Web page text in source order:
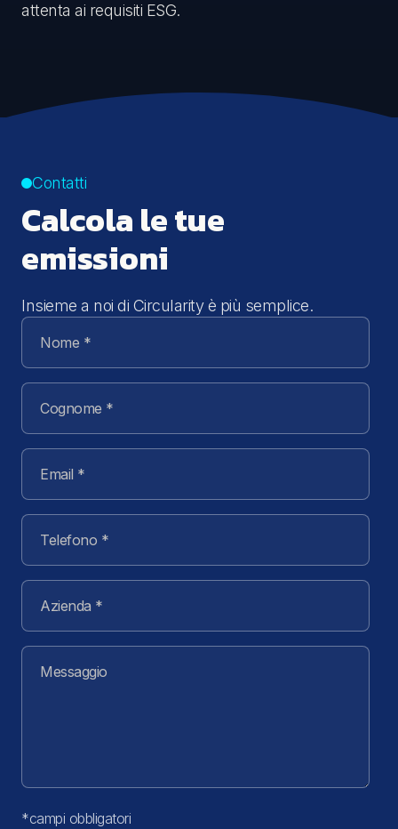
attenta ai requisiti ESG.
Contatti
Calcola le tue
emissioni
Insieme a noi di Circularity è più semplice.
*campi obbligatori